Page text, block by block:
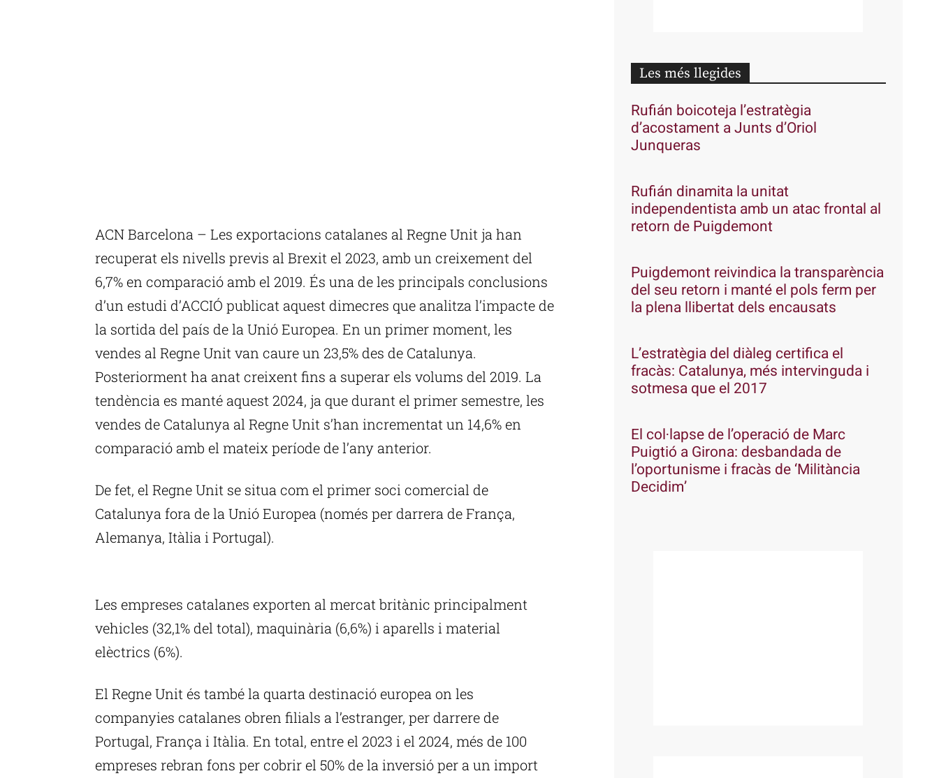
ACN Barcelona – Les exportacions catalanes al Regne Unit ja han
recuperat els nivells previs al Brexit el 2023, amb un creixement del
6,7% en comparació amb el 2019. És una de les principals conclusions
d’un estudi d’ACCIÓ publicat aquest dimecres que analitza l’impacte de
la sortida del país de la Unió Europea. En un primer moment, les
vendes al Regne Unit van caure un 23,5% des de Catalunya.
Posteriorment ha anat creixent fins a superar els volums del 2019. La
tendència es manté aquest 2024, ja que durant el primer semestre, les
vendes de Catalunya al Regne Unit s’han incrementat un 14,6% en
comparació amb el mateix període de l’any anterior.
De fet, el Regne Unit se situa com el primer soci comercial de
Catalunya fora de la Unió Europea (només per darrera de França,
Alemanya, Itàlia i Portugal).
Les empreses catalanes exporten al mercat britànic principalment
vehicles (32,1% del total), maquinària (6,6%) i aparells i material
elèctrics (6%).
El Regne Unit és també la quarta destinació europea on les
companyies catalanes obren filials a l’estranger, per darrere de
Portugal, França i Itàlia. En total, entre el 2023 i el 2024, més de 100
empreses rebran fons per cobrir el 50% de la inversió per a un import
Les més llegides
Rufián boicoteja l’estratègia
d’acostament a Junts d’Oriol
Junqueras
Rufián dinamita la unitat
independentista amb un atac frontal al
retorn de Puigdemont
Puigdemont reivindica la transparència
del seu retorn i manté el pols ferm per
la plena llibertat dels encausats
L’estratègia del diàleg certifica el
fracàs: Catalunya, més intervinguda i
sotmesa que el 2017
El col·lapse de l’operació de Marc
Puigtió a Girona: desbandada de
l’oportunisme i fracàs de ‘Militància
Decidim’